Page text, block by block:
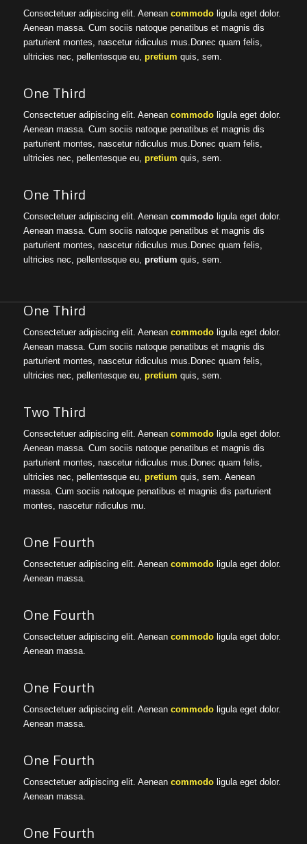
Consectetuer adipiscing elit. Aenean commodoligula eget dolor.
Aenean massa. Cum sociis natoque penatibus et magnis dis
parturient montes, nascetur ridiculus mus.Donec quam felis,
ultricies nec, pellentesque eu, pretium quis, sem.
One Third
Consectetuer adipiscing elit. Aenean commodoligula eget dolor.
Aenean massa. Cum sociis natoque penatibus et magnis dis
parturient montes, nascetur ridiculus mus.Donec quam felis,
ultricies nec, pellentesque eu, pretium quis, sem.
One Third
Consectetuer adipiscing elit. Aenean commodoligula eget dolor.
Aenean massa. Cum sociis natoque penatibus et magnis dis
parturient montes, nascetur ridiculus mus.Donec quam felis,
ultricies nec, pellentesque eu, pretium quis, sem.
One Third
Consectetuer adipiscing elit. Aenean commodoligula eget dolor.
Aenean massa. Cum sociis natoque penatibus et magnis dis
parturient montes, nascetur ridiculus mus.Donec quam felis,
ultricies nec, pellentesque eu, pretium quis, sem.
Two Third
Consectetuer adipiscing elit. Aenean commodoligula eget dolor.
Aenean massa. Cum sociis natoque penatibus et magnis dis
parturient montes, nascetur ridiculus mus.Donec quam felis,
ultricies nec, pellentesque eu, pretium quis, sem. Aenean
massa. Cum sociis natoque penatibus et magnis dis parturient
montes, nascetur ridiculus mu.
One Fourth
Consectetuer adipiscing elit. Aenean commodoligula eget dolor.
Aenean massa.
One Fourth
Consectetuer adipiscing elit. Aenean commodoligula eget dolor.
Aenean massa.
One Fourth
Consectetuer adipiscing elit. Aenean commodoligula eget dolor.
Aenean massa.
One Fourth
Consectetuer adipiscing elit. Aenean commodoligula eget dolor.
Aenean massa.
One Fourth